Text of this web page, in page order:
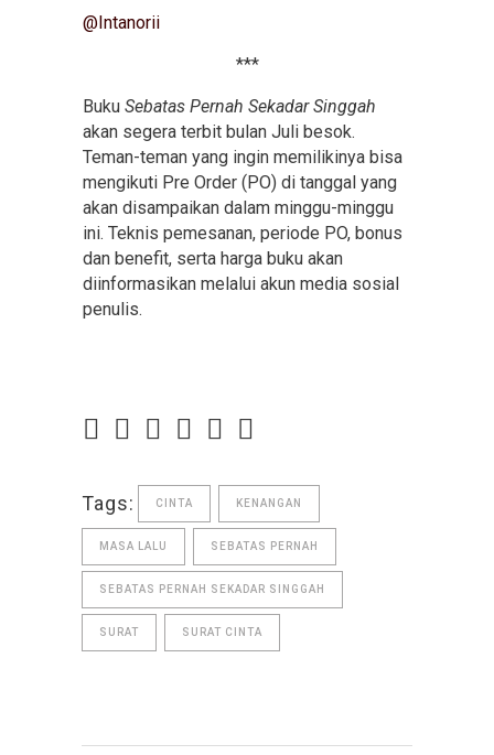
@Intanorii
***
Buku Sebatas Pernah Sekadar Singgah
akan segera terbit bulan Juli besok.
Teman-teman yang ingin memilikinya bisa
mengikuti Pre Order (PO) di tanggal yang
akan disampaikan dalam minggu-minggu
ini. Teknis pemesanan, periode PO, bonus
dan benefit, serta harga buku akan
diinformasikan melalui akun media sosial
penulis.
Tags: CINTA KENANGAN
MASA LALU SEBATAS PERNAH
SEBATAS PERNAH SEKADAR SINGGAH
SURAT SURAT CINTA